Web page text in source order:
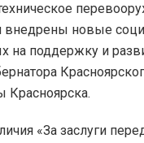
внедрены новые
на поддержку и
Красноярска.
«За заслуги